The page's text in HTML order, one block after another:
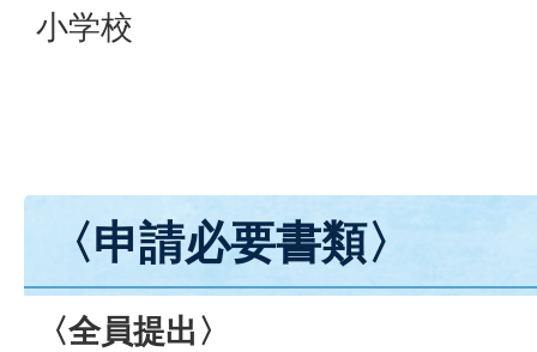
小学校
〈申請必要書類〉
〈全員提出〉